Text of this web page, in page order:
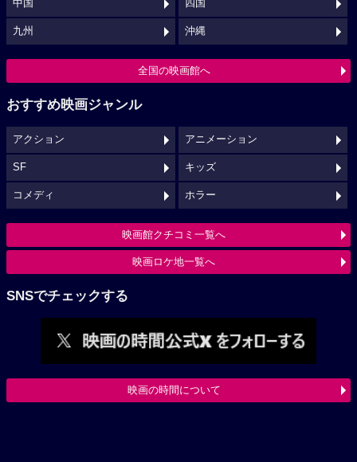
中国 四国
九州 沖縄
全国の映画館へ
おすすめ映画ジャンル
アクション アニメーション
SF キッズ
コメディ ホラー
映画館クチコミ一覧へ
映画ロケ地一覧へ
SNSでチェックする
映画の時間について